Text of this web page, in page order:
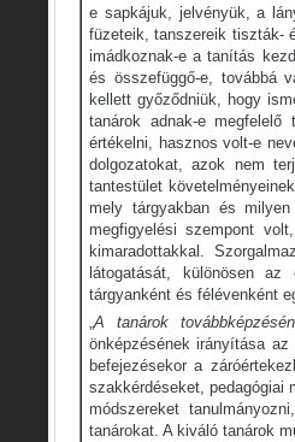
e sapkájuk, jelvényük, a
füzeteik, tanszereik tiszták-
imádkoznak-e a tanítás
és összefüggő-e, továbbá
kellett győződniük, hogy
tanárok adnak-e
értékelni, hasznos volt-e
dolgozatokat, azok nem
tantestület
mely tárgyakban és
megfigyelési szempont
kimaradottakkal.
látogatását, különösen
tárgyanként és félévenként
„A tanárok
önképzésének irányítása
befejezésekor a
szakkérdéseket, pedagógiai
módszereket
tanárokat. A kiváló tanárok